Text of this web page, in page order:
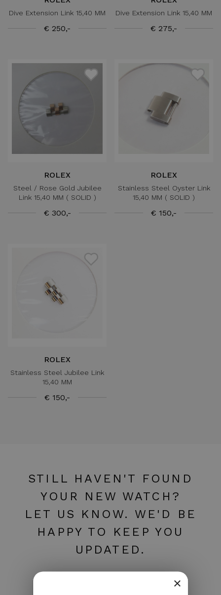
Dive Extension Link 15,40 MM
€ 250,-
Dive Extension Link 15,40 MM
€ 275,-
ROLEX
Steel / Rose Gold Jubilee
Link 15,40 MM ( SOLID )
€ 300,-
ROLEX
Stainless Steel Oyster Link
15,40 MM ( SOLID )
€ 150,-
ROLEX
Stainless Steel Jubilee Link
15,40 MM
€ 150,-
STILL HAVEN'T FOUND
YOUR NEW WATCH?
LET US KNOW. WE'D BE
HAPPY TO KEEP YOU
UPDATED.
×